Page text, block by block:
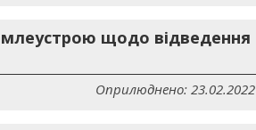
щодо відведення
Оприлюднено: 23.02.2022